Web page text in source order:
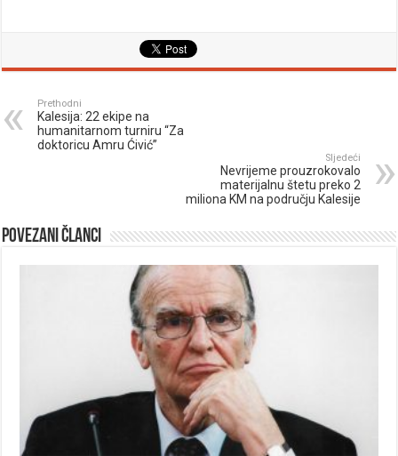
Prethodni
Kalesija: 22 ekipe na
humanitarnom turniru “Za
doktoricu Amru Ćivić”
Sljedeći
Nevrijeme prouzrokovalo
materijalnu štetu preko 2
miliona KM na području Kalesije
Povezani članci